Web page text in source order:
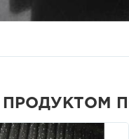
ПРОДУКТОМ